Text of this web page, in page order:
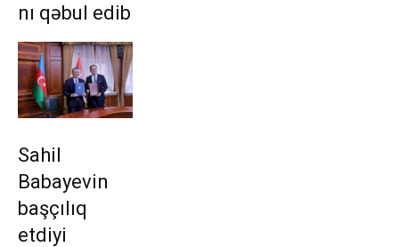
nı qəbul edib
Sahil
Babayevin
başçılıq
etdiyi